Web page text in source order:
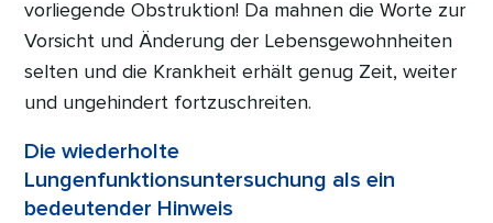
vorliegende Obstruktion! Da mahnen die Worte zur
Vorsicht und Änderung der Lebensgewohnheiten
selten und die Krankheit erhält genug Zeit, weiter
und ungehindert fortzuschreiten.
Die wiederholte
Lungenfunktionsuntersuchung als ein
bedeutender Hinweis